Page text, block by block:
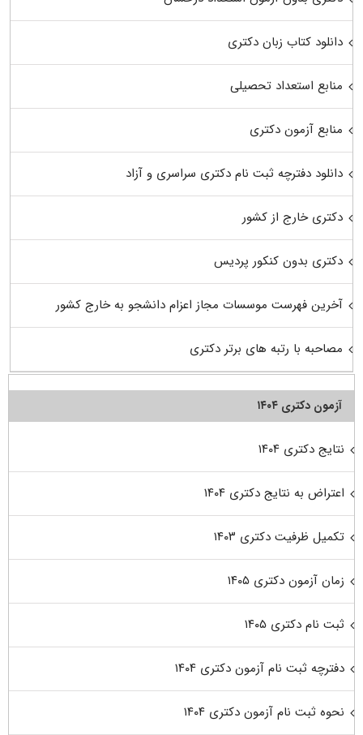
دانلود کتاب زبان دکتری
منابع استعداد تحصیلی
منابع آزمون دکتری
دانلود دفترچه ثبت نام دکتری سراسری و آزاد
دکتری خارج از کشور
دکتری بدون کنکور پردیس
آخرین فهرست موسسات مجاز اعزام دانشجو به خارج کشور
مصاحبه با رتبه های برتر دکتری
آزمون دکتری ۱۴۰۴
نتایج دکتری ۱۴۰۴
اعتراض به نتایج دکتری ۱۴۰۴
تکمیل ظرفیت دکتری ۱۴۰۳
زمان آزمون دکتری ۱۴۰۵
ثبت نام دکتری ۱۴۰۵
دفترچه ثبت نام آزمون دکتری ۱۴۰۴
نحوه ثبت نام آزمون دکتری ۱۴۰۴